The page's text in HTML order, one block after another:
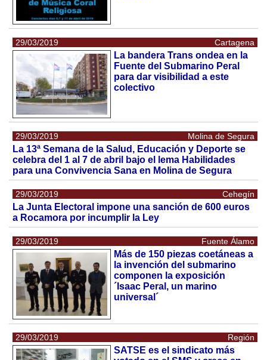
29/03/2019 Cartagena
La bandera Trans ondea en la
Fuente del Submarino Peral
para dar visibilidad a este
colectivo
29/03/2019 Molina de Segura
La 13ª Semana de la Salud, Educación y Deporte se
celebra del 1 al 7 de abril bajo el lema Habilidades
para una Convivencia Sana en Molina de Segura
29/03/2019 Cehegín
La Junta Electoral impone una sanción de 600 euros
a Rocamora por incumplir la Ley
29/03/2019 Fuente Álamo
Más de 150 piezas coetáneas a
la invención del submarino
componen la exposición
´Isaac Peral, un marino
universal´
29/03/2019 Región
SATSE es el sindicato más